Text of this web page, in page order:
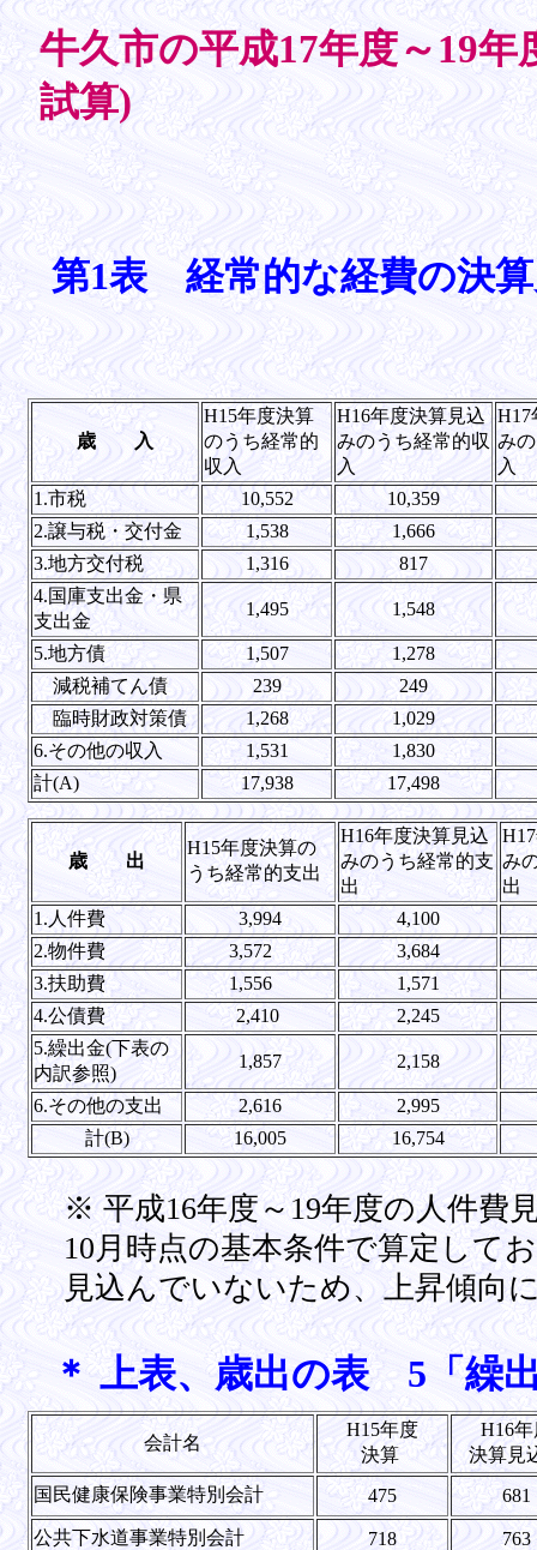
牛久市の平成17年度～19
試算)
第1表 経常的な経費の決
歳 入
H15年度決算
のうち経常的
収入
H16年度決算見込
みのうち経常的収
入
H17
み
入
1.市税
10,552
10,359
2.譲与税・交付金
1,538
1,666
3.地方交付税
1,316
817
4.国庫支出金・県
支出金
1,495 1,548
5.地方債 1,507
1,278
減税補てん債
239
249
臨時財政対策債
1,268
1,029
6.その他の収入
1,531
1,830
計(A)
17,938 17,498
歳 出
H15年度決算の
うち経常的支出
H16年度決算見込
みのうち経常的支
出
み
出
1.人件費
3,994
4,100
2.物件費
3,572
3,684
3.扶助費
1,556
1,571
4.公債費
2,410
2,245
5.繰出金(下表の
内訳参照)
1,857 2,158
6.その他の支出 2,616
2,995
計(B)
16,005 16,754
※ 平成16年度～19年度の人件費
10月時点の基本条件で算定して
見込んでいないため、上昇傾向
＊ 上表、歳出の表 5「繰
会計名
H15年度
決算
H16
決算見
国民健康保険事業特別会計
475 681
公共下水道事業特別会計 718 763